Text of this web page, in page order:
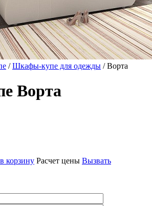
/Шкафы-купе для одежды / Ворта
Ворта
корзину Расчет цены Вызвать